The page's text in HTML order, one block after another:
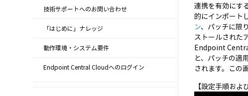
技術サポートへのお問い合わせ
「はじめに」ナレッジ
動作環境・システム要件
Endpoint Central Cloudへのログイン
連携を有効にす
的にインポート
ン、パッチに限
ストールされた
Endpoint
と、パッチの
されます。この
【設定手順およ